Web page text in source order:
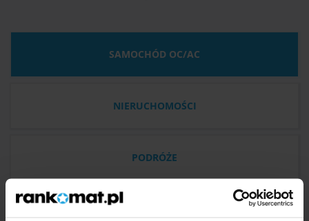
SAMOCHÓD OC/AC
NIERUCHOMOŚCI
PODRÓŻE